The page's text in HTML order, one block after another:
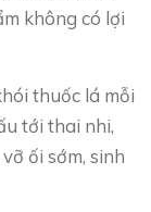
không có lợi
thuốc lá mỗi
tới thai nhi,
ối sớm, sinh